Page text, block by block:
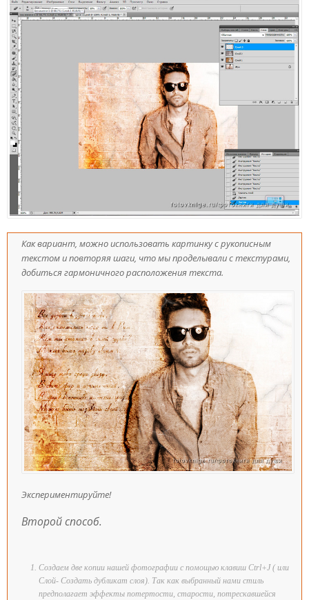
Как вариант, можно использовать картинку с рукописным
текстом и повторяя шаги, что мы проделывали с текстурами,
добиться гармоничного расположения текста.
Экспериментируйте!
Второй способ.
Создаем две копии нашей фотографии с помощью клавиш Ctrl+J ( или
Слой- Создать дубликат слоя). Так как выбранный нами стиль
предполагает эффекты потертости, старости, потрескавшейся